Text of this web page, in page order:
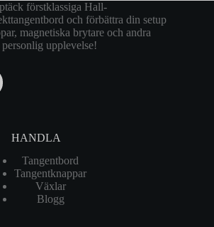
förstklassiga Hall-
och förbättra din setup
magnetiska brytare och andra
upplevelse!
HANDLA
Tangentbord
Tangentknappar
Växlar
Blogg